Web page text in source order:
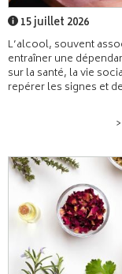
15 juillet 2026
L’alcool, souvent
entraîner une
sur la santé, la vie
repérer les signes et